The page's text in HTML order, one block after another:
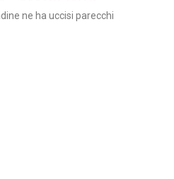
ne ha uccisi parecchi